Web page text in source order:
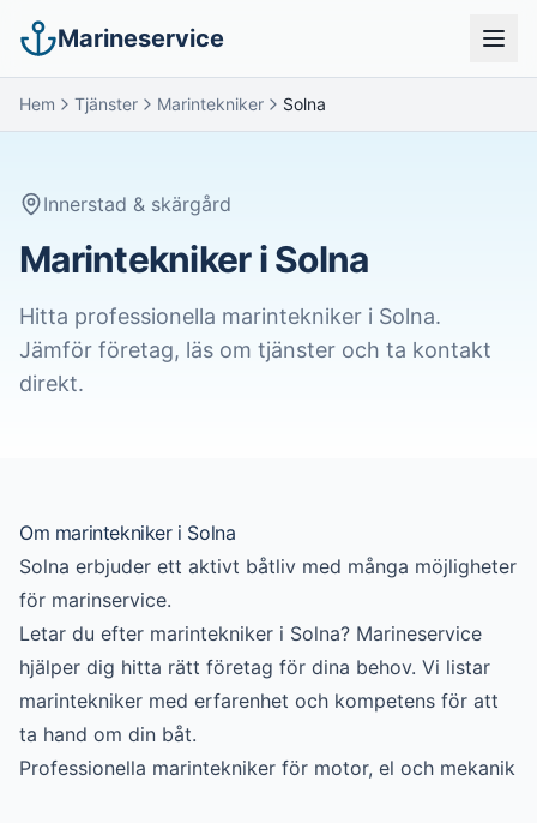
Marineservice
Hem Tjänster Marintekniker Solna
Innerstad & skärgård
Marintekniker i Solna
Hitta professionella marintekniker i Solna.
Jämför företag, läs om tjänster och ta kontakt
direkt.
Om marinteknikeri Solna
Solna erbjuder ett aktivt båtliv med många möjligheter
för marinservice.
Letar du efter marintekniker i Solna? Marineservice
hjälper dig hitta rätt företag för dina behov. Vi listar
marintekniker med erfarenhet och kompetens för att
ta hand om din båt.
Professionella marintekniker för motor, el och mekanik